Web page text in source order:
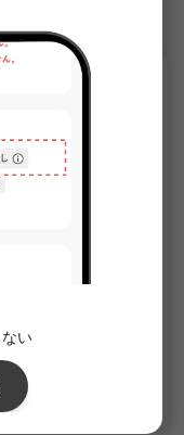
ス